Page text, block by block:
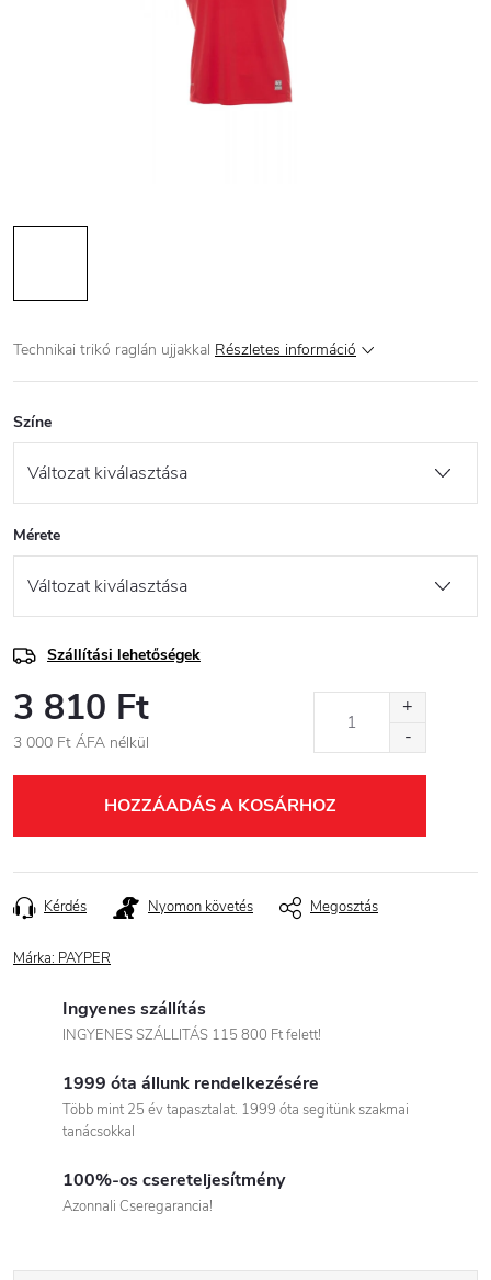
Technikai trikó raglán ujjakkal Részletes információ
Színe
Mérete
Szállítási lehetőségek
3 810 Ft
3 000 Ft ÁFA nélkül
HOZZÁADÁS A KOSÁRHOZ
Kérdés Nyomon követés Megosztás
Márka: PAYPER
Ingyenes szállítás
INGYENES SZÁLLITÁS 115 800 Ft felett!
1999 óta állunk rendelkezésére
Több mint 25 év tapasztalat. 1999 óta segitünk szakmai
tanácsokkal
100%-os csereteljesítmény
Azonnali Cseregarancia!